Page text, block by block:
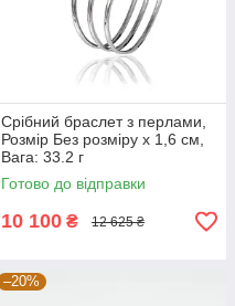
Срібний браслет з перлами,
Розмір Без розміру x 1,6 см,
Вага: 33.2 г
Готово до відправки
10 100 ₴ 12 625 ₴
–20%